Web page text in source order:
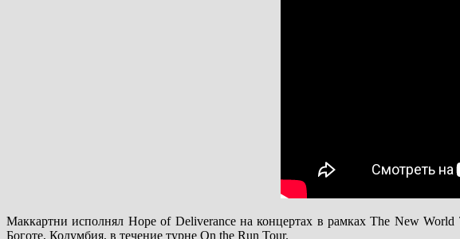
Маккартни исполнял Hope of Deliverance на концертах в рамках The New
Боготе, Колумбия, в течение турне On the Run Tour.